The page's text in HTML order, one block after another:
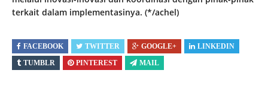
terkait dalam implementasinya. (*/achel)
FACEBOOK TWITTER GOOGLE+
LINKEDIN
TUMBLR
PINTEREST MAIL